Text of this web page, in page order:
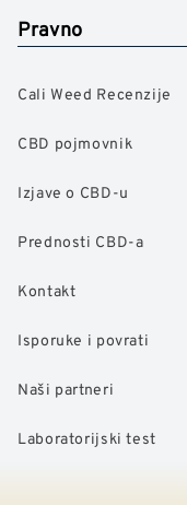
Pravno
Cali Weed Recenzije
CBD pojmovnik
Izjave o CBD-u
Prednosti CBD-a
Kontakt
Isporuke i povrati
Naši partneri
Laboratorijski test